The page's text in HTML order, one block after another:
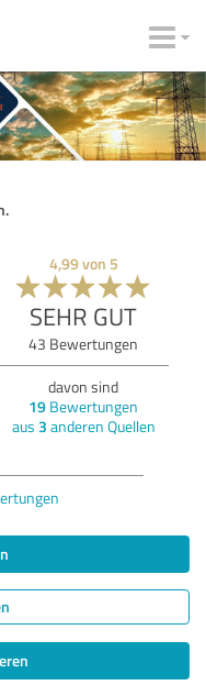
4,99von 5
SEHR GUT
43 Bewertungen
davon sind
19 Bewertungen
aus 3 anderen Quellen